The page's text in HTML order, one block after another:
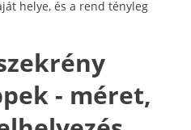
helye, és a rend tényleg
- méret,